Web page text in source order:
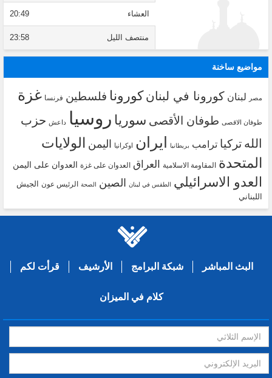
العشاء 20:49
منتصف الليل 23:58
مواضيع ساخنة
مصر لبنان كورونا في لبنانكورونا فلسطين فرنسا غزة
طوفان الاقصى طوفان الأقصى سوريا روسيا داعش حزب
الله تركيا ترامب بريطانيا ايران اوكرانيا اليمن
الولايات
المتحدة
المقاومة الاسلامية العراق العدوان على غزة العدوان على اليمن
العدو الاسرائيلي الطقس في لبنان الصين الصحة الرئيس عون
الجيش
اللبناني
البث المباشر شبكة البرامج الأرشيف قرأت لكم
كلام في الميزان